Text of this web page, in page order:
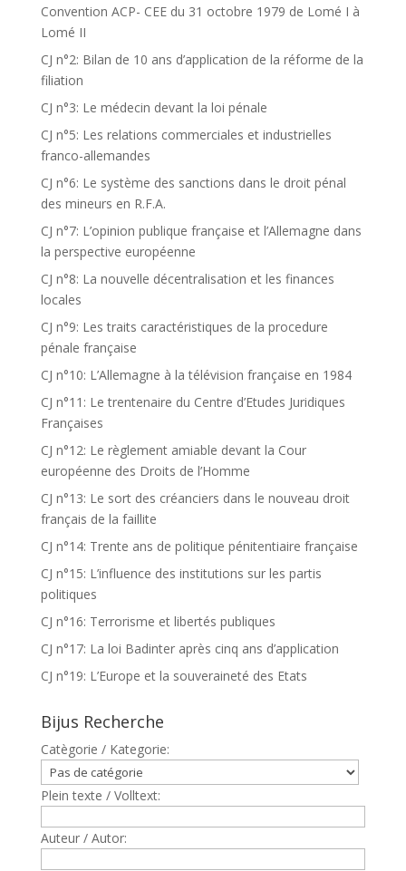
Convention ACP- CEE du 31 octobre 1979 de Lomé I à
Lomé II
CJ n°2: Bilan de 10 ans d’application de la réforme de la
filiation
CJ n°3: Le médecin devant la loi pénale
CJ n°5: Les relations commerciales et industrielles
franco-allemandes
CJ n°6: Le système des sanctions dans le droit pénal
des mineurs en R.F.A.
CJ n°7: L’opinion publique française et l’Allemagne dans
la perspective européenne
CJ n°8: La nouvelle décentralisation et les finances
locales
CJ n°9: Les traits caractéristiques de la procedure
pénale française
CJ n°10: L’Allemagne à la télévision française en 1984
CJ n°11: Le trentenaire du Centre d’Etudes Juridiques
Françaises
CJ n°12: Le règlement amiable devant la Cour
européenne des Droits de l’Homme
CJ n°13: Le sort des créanciers dans le nouveau droit
français de la faillite
CJ n°14: Trente ans de politique pénitentiaire française
CJ n°15: L’influence des institutions sur les partis
politiques
CJ n°16: Terrorisme et libertés publiques
CJ n°17: La loi Badinter après cinq ans d’application
CJ n°19: L’Europe et la souveraineté des Etats
Bijus Recherche
Catègorie / Kategorie:
Plein texte / Volltext:
Auteur / Autor: